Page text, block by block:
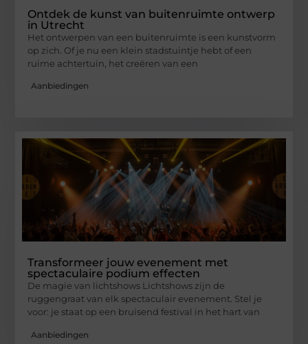
Ontdek de kunst van buitenruimte ontwerp
in Utrecht
Het ontwerpen van een buitenruimte is een kunstvorm
op zich. Of je nu een klein stadstuintje hebt of een
ruime achtertuin, het creëren van een
Aanbiedingen
Transformeer jouw evenement met
spectaculaire podium effecten
De magie van lichtshows Lichtshows zijn de
ruggengraat van elk spectaculair evenement. Stel je
voor: je staat op een bruisend festival in het hart van
Aanbiedingen